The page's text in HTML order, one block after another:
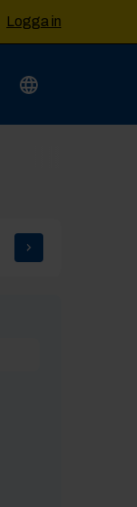
Logga in